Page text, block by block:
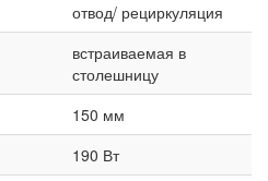
отвод/ рециркуляция
встраиваемая в
столешницу
150 мм
190 Вт